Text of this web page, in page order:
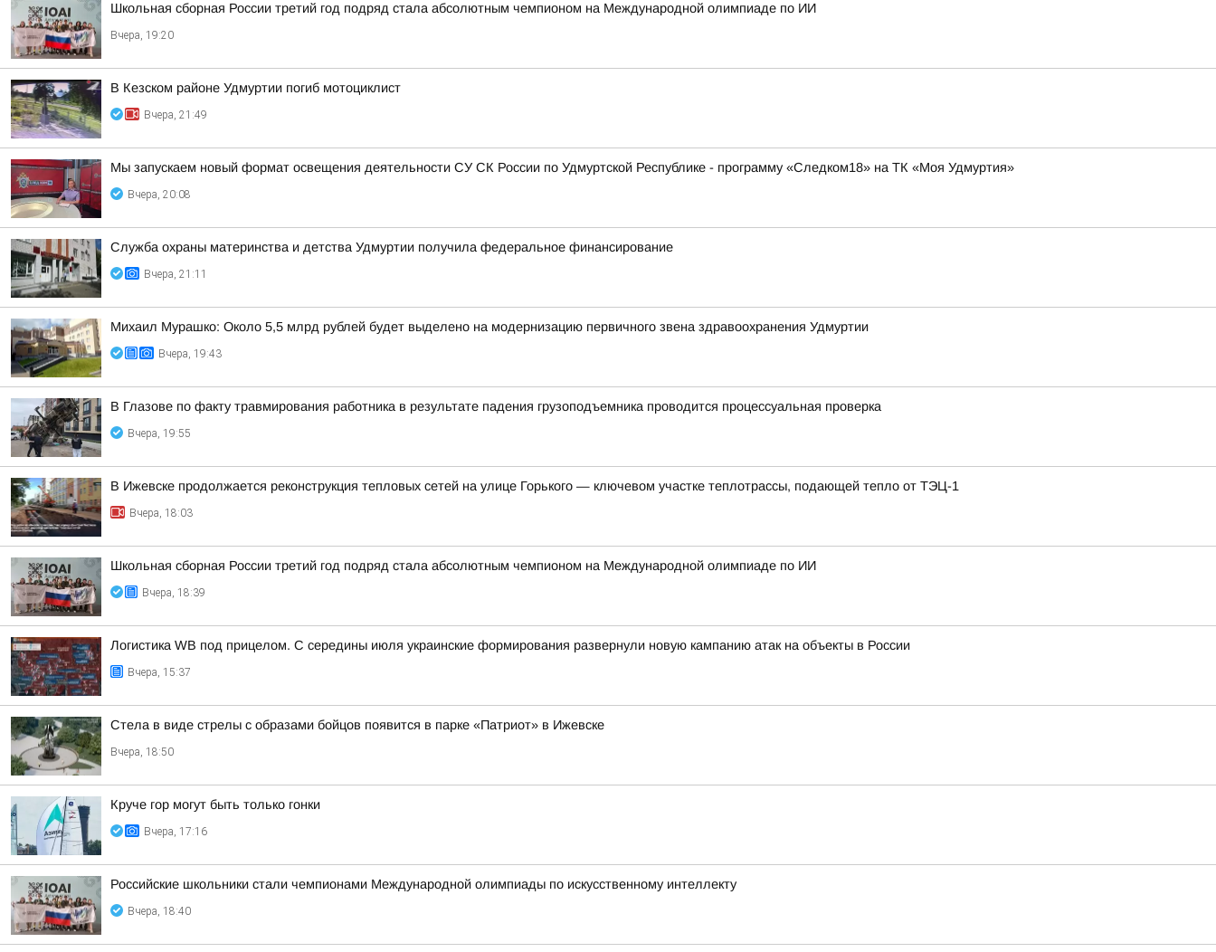
Школьная сборная России третий год подряд стала абсолютным чемпионом на Международной олимпиаде по ИИ
Вчера, 19:20
В Кезском районе Удмуртии погиб мотоциклист
Вчера, 21:49
Мы запускаем новый формат освещения деятельности СУ СК России по Удмуртской Республике - программу «Следком18» на ТК «Моя Удмуртия»
Вчера, 20:08
Служба охраны материнства и детства Удмуртии получила федеральное финансирование
Вчера, 21:11
Михаил Мурашко: Около 5,5 млрд рублей будет выделено на модернизацию первичного звена здравоохранения Удмуртии
Вчера, 19:43
В Глазове по факту травмирования работника в результате падения грузоподъемника проводится процессуальная проверка
Вчера, 19:55
В Ижевске продолжается реконструкция тепловых сетей на улице Горького — ключевом участке теплотрассы, подающей тепло от ТЭЦ-1
Вчера, 18:03
Школьная сборная России третий год подряд стала абсолютным чемпионом на Международной олимпиаде по ИИ
Вчера, 18:39
Логистика WB под прицелом. С середины июля украинские формирования развернули новую кампанию атак на объекты в России
Вчера, 15:37
Стела в виде стрелы с образами бойцов появится в парке «Патриот» в Ижевске
Вчера, 18:50
Круче гор могут быть только гонки
Вчера, 17:16
Российские школьники стали чемпионами Международной олимпиады по искусственному интеллекту
Вчера, 18:40